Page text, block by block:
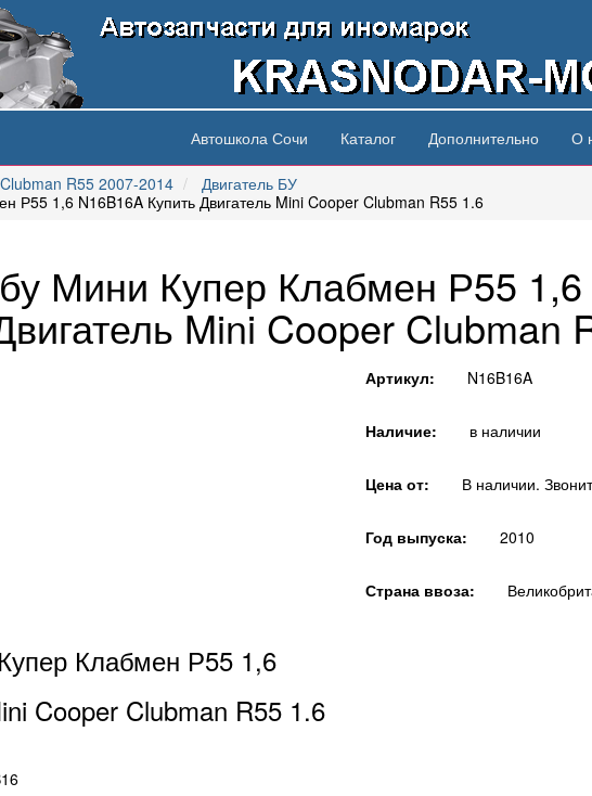
Автошкола Сочи Каталог Дополнительно О
Clubman R55 2007-2014
Двигатель БУ
Р55 1,6 N16B16A Купить Двигатель Mini Cooper Clubman R55 1.6
Мини Купер Клабмен Р55
Mini Cooper Clubman
Артикул: N16B16A
Наличие: в наличии
Цена от: В наличии.
Год выпуска: 2010
Страна ввоза:
Клабмен Р55 1,6
Cooper Clubman R55 1.6